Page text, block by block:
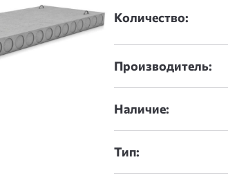
Количество:
Производитель:
Наличие:
Тип: